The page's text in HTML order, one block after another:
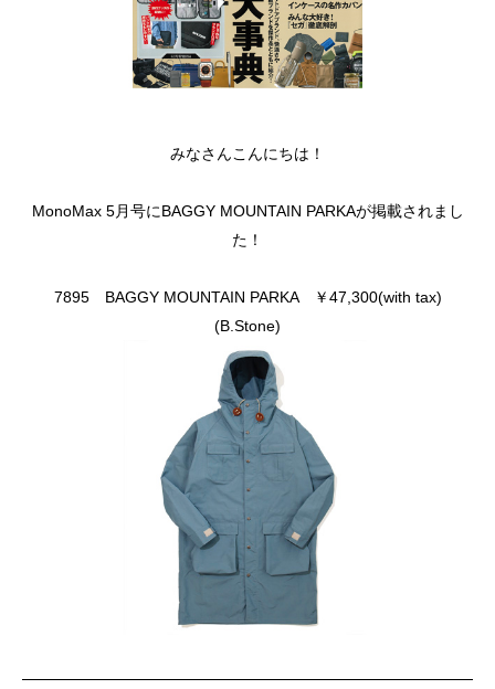
みなさんこんにちは！
MonoMax 5月号にBAGGY MOUNTAIN PARKAが掲載されまし
た！
7895 BAGGY MOUNTAIN PARKA ￥47,300(with tax)
(B.Stone)